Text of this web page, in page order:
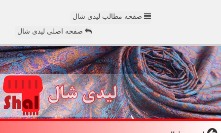
صفحه مطالب لیدی شال
صفحه اصلی لیدی شال